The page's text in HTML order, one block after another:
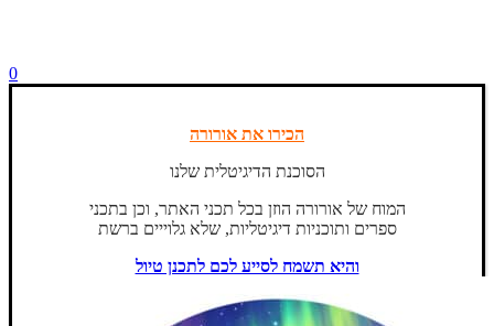
0
הכירו את אורורה
הסוכנת הדיגיטלית שלנו
המוח של אורורה הוזן בכל תכני האתר, וכן בתכני
ספרים ותוכניות דיגיטליות, שלא גלוייים ברשת
והיא תשמח לסייע לכם לתכנן טיול